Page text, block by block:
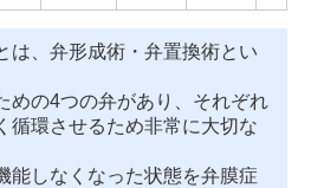
は、弁形成術・弁置換術とい
めの4つの弁があり、それぞれ
循環させるため非常に大切な
能しなくなった状態を弁膜症